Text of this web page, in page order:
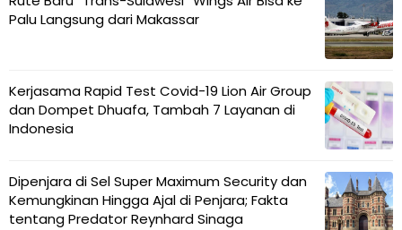
Palu Langsung dari Makassar
Kerjasama Rapid Test Covid-19 Lion Air Group
dan Dompet Dhuafa, Tambah 7 Layanan di
Indonesia
Dipenjara di Sel Super Maximum Security dan
Kemungkinan Hingga Ajal di Penjara; Fakta
tentang Predator Reynhard Sinaga